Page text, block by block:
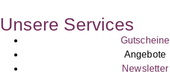
Unsere Services
Gutscheine
Angebote
Newsletter